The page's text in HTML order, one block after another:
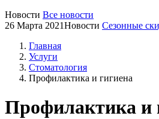
Новости Все новости
26 Марта 2021Новости Сезонные
Главная
Услуги
Стоматология
Профилактика и гигиена
Профилактика и